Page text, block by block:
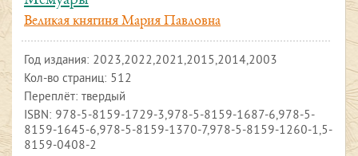
Великая княгиня Мария Павловна
Год издания: 2023,2022,2021,2015,2014,2003
Кол-во страниц: 512
Переплёт: твердый
ISBN: 978-5-8159-1729-3,978-5-8159-1687-6,978-5-
8159-1645-6,978-5-8159-1370-7,978-5-8159-1260-1,5-
8159-0408-2